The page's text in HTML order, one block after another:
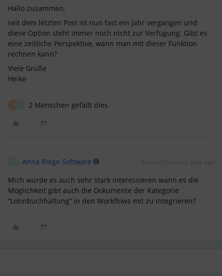
Hallo zusammen,
seit dem letzten Post ist nun fast ein Jahr vergangen und
diese Option steht immer noch nicht zur Verfügung. Gibt es
eine zeitliche Perspektive, wann man mit dieser Funktion
rechnen kann?
Viele Grüße
Heike
2 Menschen gefällt dies
Anna Riege Software Forum|Forum|2 days ago
Mich würde es auch sehr stark interessieren wann es die
Möglichkeit gibt auch die Dokumente der Kategorie
“Lohnbuchhaltung” in den Workflows mit zu integrieren?